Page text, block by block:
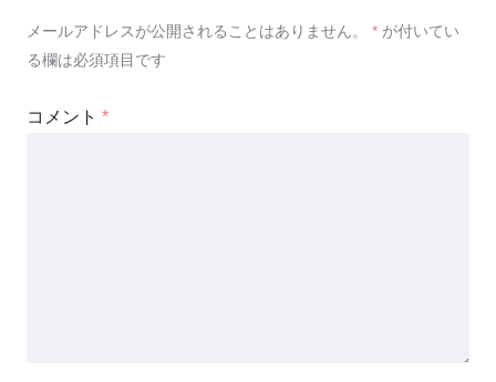
メールアドレスが公開されることはありません。 * が付いてい
る欄は必須項目です
コメント *